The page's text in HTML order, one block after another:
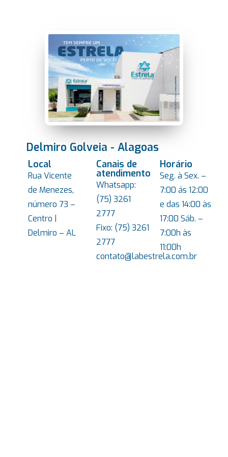
Delmiro Golveia - Alagoas
Local
Rua Vicente
de Menezes,
número 73 –
Centro |
Delmiro – AL
Canais de
atendimento
Whatsapp:
(75) 3261
2777
Fixo: (75) 3261
2777
contato@labestrela.com.br
Horário
Seg. à Sex. –
7:00 ás 12:00
e das 14:00 às
17:00 Sáb. –
7:00h às
11:00h